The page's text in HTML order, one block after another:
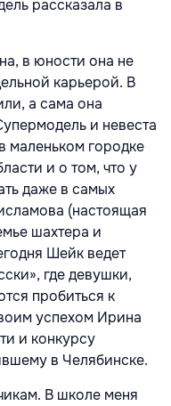
рассказала в
в юности она не
карьерой. В
а сама она
и невеста
маленьком городке
и о том, что у
даже в самых
(настоящая
шахтера и
Шейк ведет
где девушки,
пробиться к
успехом Ирина
и конкурсу
в Челябинске.
В школе меня